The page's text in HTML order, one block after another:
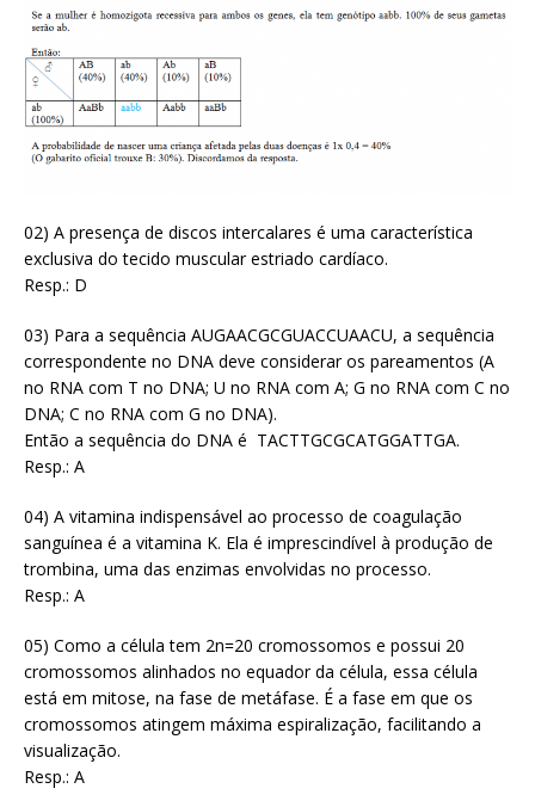
02) A presença de discos intercalares é uma característica
exclusiva do tecido muscular estriado cardíaco.
Resp.: D
03) Para a sequência AUGAACGCGUACCUAACU, a sequência
correspondente no DNA deve considerar os pareamentos (A
no RNA com T no DNA; U no RNA com A; G no RNA com C no
DNA; C no RNA com G no DNA).
Então a sequência do DNA é TACTTGCGCATGGATTGA.
Resp.: A
04) A vitamina indispensável ao processo de coagulação
sanguínea é a vitamina K. Ela é imprescindível à produção de
trombina, uma das enzimas envolvidas no processo.
Resp.: A
05) Como a célula tem 2n=20 cromossomos e possui 20
cromossomos alinhados no equador da célula, essa célula
está em mitose, na fase de metáfase. É a fase em que os
cromossomos atingem máxima espiralização, facilitando a
visualização.
Resp.: A